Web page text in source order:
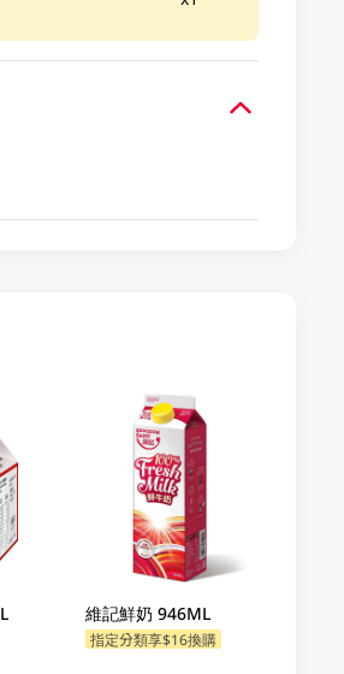
維記鮮奶 946ML
指定分類享$16換購